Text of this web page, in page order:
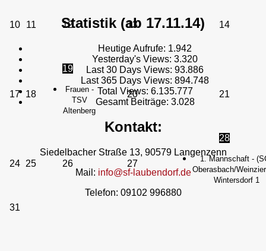
10 11 12 13 14
17 18
19
Frauen -
TSV
Altenberg
20 21
24 25 26 27
28
1. Mannschaft -
Oberasbach/
Wintersdorf 1
31
Statistik (ab 17.11.14)
Heutige Aufrufe: 1.942
Yesterday's Views: 3.320
Last 30 Days Views: 93.886
Last 365 Days Views: 894.748
Total Views: 6.135.777
Gesamt Beiträge: 3.028
Kontakt:
Siedelbacher Straße 13, 90579 Langenzenn
Mail: info@sf-laubendorf.de
Telefon: 09102 996880